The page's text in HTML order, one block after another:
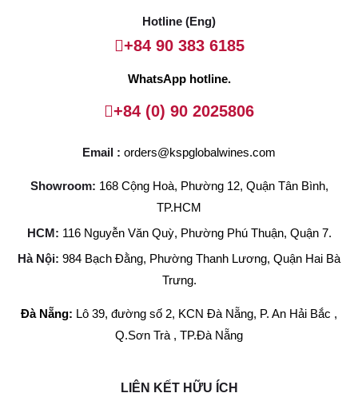
Hotline (Eng)
+84 90 383 6185
WhatsApp hotline.
+84 (0) 90 2025806
Email : orders@kspglobalwines.com
Showroom: 168 Cộng Hoà, Phường 12, Quận Tân Bình,
TP.HCM
HCM: 116 Nguyễn Văn Quỳ, Phường Phú Thuận, Quận 7.
Hà Nội: 984 Bạch Đằng, Phường Thanh Lương, Quận Hai Bà
Trưng.
Đà Nẵng: Lô 39, đường số 2, KCN Đà Nẵng, P. An Hải Bắc ,
Q.Sơn Trà , TP.Đà Nẵng
LIÊN KẾT HỮU ÍCH